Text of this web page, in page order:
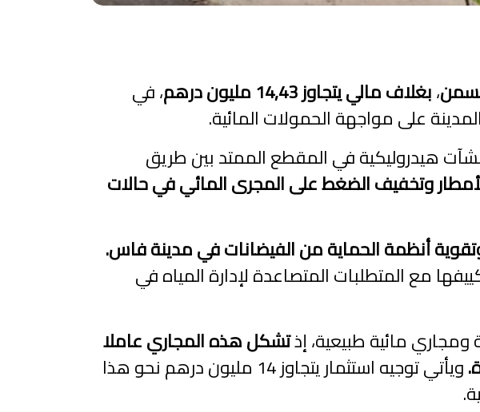
،بغلاف مالي يتجاوز 14,43 مليون درهم ، في
على مواجهة الحمولات المائية.
هيدروليكية في المقطع الممتد بين طريق
وتخفيف الضغط على المجرى المائي في حالات
أنظمة الحماية من الفيضانات في مدينة فاس.
مع المتطلبات المتصاعدة لإدارة المياه في
مائية طبيعية، إذتشكل هذه المجاري عاملا
ويأتي توجيه استثمار يتجاوز 14 مليون درهم نحو هذا